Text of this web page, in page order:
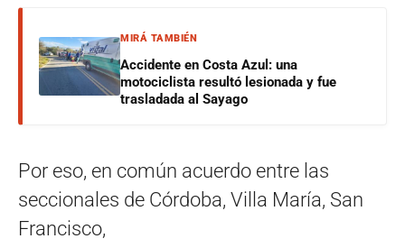
MIRÁ TAMBIÉN
Accidente en Costa Azul: una
motociclista resultó lesionada y fue
trasladada al Sayago
Por eso, en común acuerdo entre las
seccionales de Córdoba, Villa María, San
Francisco,